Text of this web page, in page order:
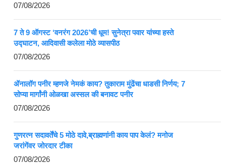
07/08/2026
7 ते 9 ऑगस्ट ‘वनरंग 2026’ची धूम! सुनेत्रा पवार यांच्या हस्ते
उद्घाटन, आदिवासी कलेला मोठे व्यासपीठ
07/08/2026
ॲनालॉग पनीर म्हणजे नेमकं काय? तुकाराम मुंढेंचा धाडसी निर्णय; 7
सोप्या मार्गांनी ओळखा अस्सल की बनावट पनीर
07/08/2026
गुणरत्न सदावर्तेंचे 5 मोठे दावे,ब्राह्मणांनी काय पाप केलं? मनोज
जरांगेंवर जोरदार टीका
07/08/2026